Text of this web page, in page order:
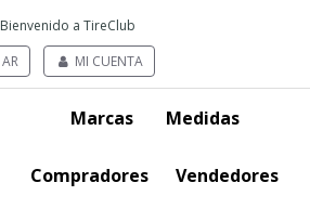
Bienvenido a TireClub
AR
MI CUENTA
Marcas Medidas
Compradores Vendedores